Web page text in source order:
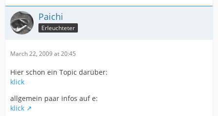
Paichi
Erleuchteter
March 22, 2009 at 20:45
Hier schon ein Topic darüber:
klick
allgemein paar infos auf e:
klick